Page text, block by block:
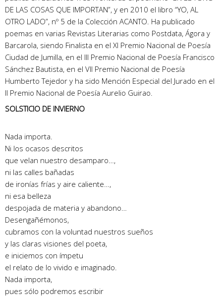
DE LAS COSAS QUE IMPORTAN”, y en 2010 el libro “YO, AL
OTRO LADO”, nº 5 de la Colección ACANTO. Ha publicado
poemas en varias Revistas Literarias como Postdata, Ágora y
Barcarola, siendo Finalista en el XI Premio Nacional de Poesía
Ciudad de Jumilla, en el III Premio Nacional de Poesía Francisco
Sánchez Bautista, en el VII Premio Nacional de Poesía
Humberto Tejedor y ha sido Mención Especial del Jurado en el
II Premio Nacional de Poesía Aurelio Guirao.
SOLSTICIO DE INVIERNO
Nada importa.
Ni los ocasos descritos
que velan nuestro desamparo…,
ni las calles bañadas
de ironías frías y aire caliente…,
ni esa belleza
despojada de materia y abandono…
Desengañémonos,
cubramos con la voluntad nuestros sueños
y las claras visiones del poeta,
e iniciemos con ímpetu
el relato de lo vivido e imaginado.
Nada importa,
pues sólo podremos escribir